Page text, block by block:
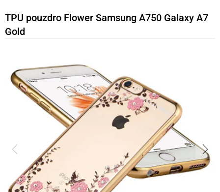
TPU pouzdro Flower Samsung A750 Galaxy A7
Gold